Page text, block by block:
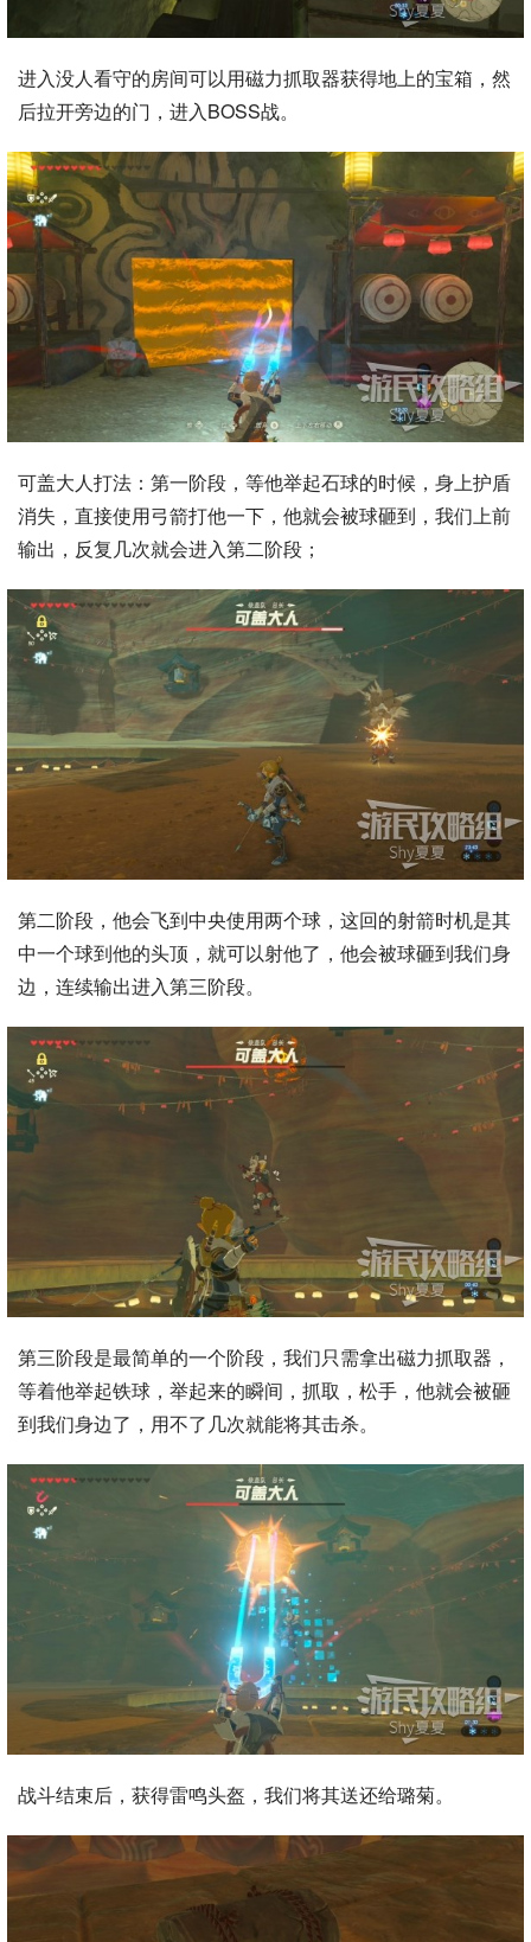
进入没人看守的房间可以用磁力抓取器获得地上的宝箱，然
后拉开旁边的门，进入BOSS战。
可盖大人打法：第一阶段，等他举起石球的时候，身上护盾
消失，直接使用弓箭打他一下，他就会被球砸到，我们上前
输出，反复几次就会进入第二阶段；
第二阶段，他会飞到中央使用两个球，这回的射箭时机是其
中一个球到他的头顶，就可以射他了，他会被球砸到我们身
边，连续输出进入第三阶段。
第三阶段是最简单的一个阶段，我们只需拿出磁力抓取器，
等着他举起铁球，举起来的瞬间，抓取，松手，他就会被砸
到我们身边了，用不了几次就能将其击杀。
战斗结束后，获得雷鸣头盔，我们将其送还给璐菊。